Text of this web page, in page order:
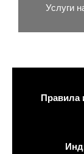
Услуги
Правила